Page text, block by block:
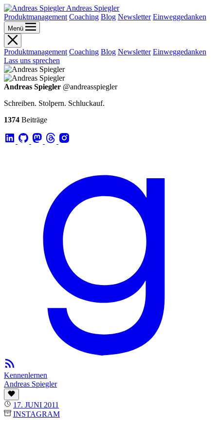
Andreas Spiegler
Produktmanagement Coaching Blog Newsletter Einweggedanken
Menü
Produktmanagement Coaching Blog Newsletter Einweggedanken
Lass uns sprechen
Andreas Spiegler @andreasspiegler
Schreiben. Stolpern. Schluckauf.
1374 Beiträge
Kennenlernen
Andreas Spiegler
17. JUNI 2011
INSTAGRAM